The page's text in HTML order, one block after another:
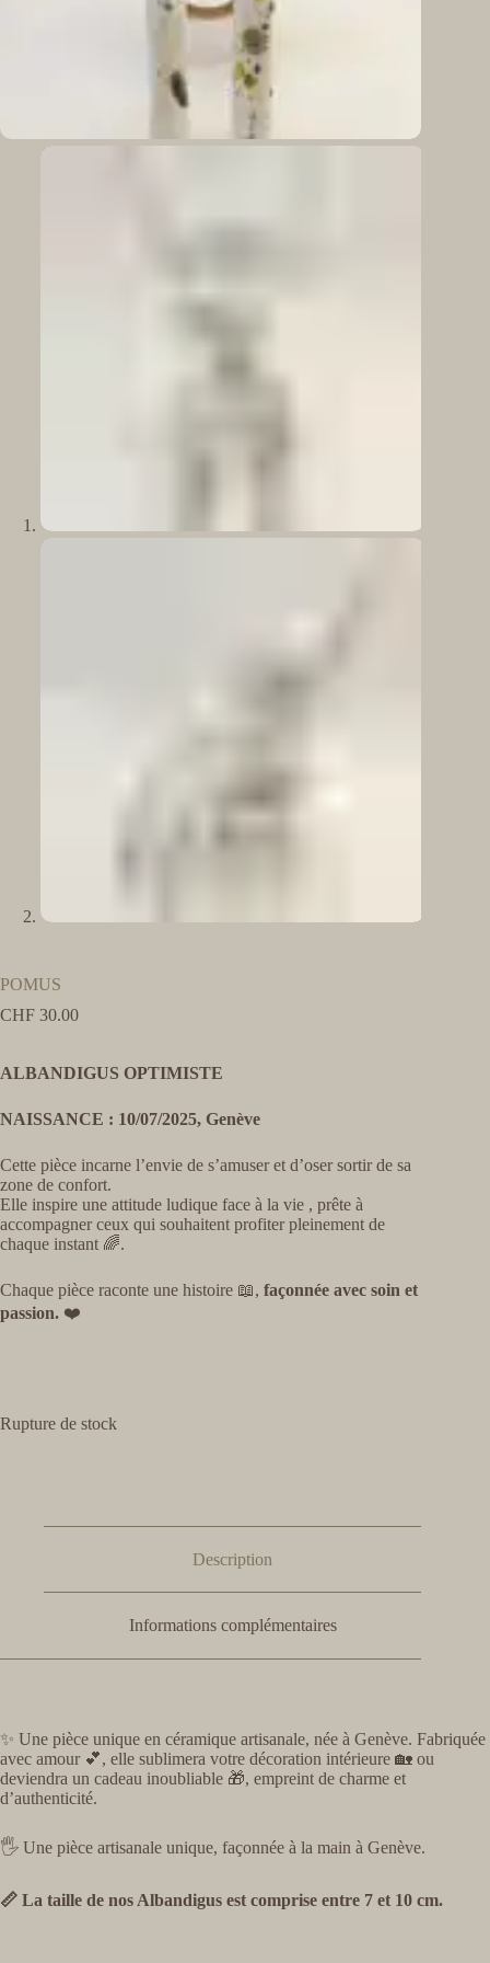
POMUS
CHF 30.00
ALBANDIGUS OPTIMISTE
NAISSANCE : 10/07/2025, Genève
Cette pièce incarne l’envie de s’amuser et d’oser sortir de sa
zone de confort.
Elle inspire une attitude ludique face à la vie , prête à
accompagner ceux qui souhaitent profiter pleinement de
chaque instant 🌈.
Chaque pièce raconte une histoire 📖, façonnée avec soin et
passion. ❤️
Rupture de stock
Description
Informations complémentaires
✨ Une pièce unique en céramique artisanale, née à Genève. Fabriquée
avec amour 💕, elle sublimera votre décoration intérieure 🏡 ou
deviendra un cadeau inoubliable 🎁, empreint de charme et
d’authenticité.
🖐️ Une pièce artisanale unique, façonnée à la main à Genève.
📏 La taille de nos Albandigus est comprise entre 7 et 10 cm.